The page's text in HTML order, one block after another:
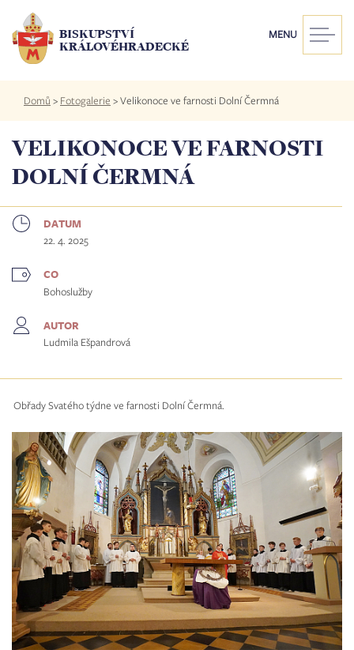
hlavnímu
obsahu
BISKUPSTVÍ
KRÁLOVÉHRADECKÉ
MENU
Drobečková
navigace
Domů > Fotogalerie >Velikonoce ve farnosti Dolní Čermná
VELIKONOCE VE FARNOSTI
DOLNÍ ČERMNÁ
DATUM
22. 4. 2025
CO
Bohoslužby
AUTOR
Ludmila Ešpandrová
Obřady Svatého týdne ve farnosti Dolní Čermná.